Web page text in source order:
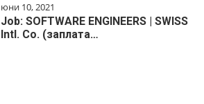
юни 10, 2021
Job: SOFTWARE ENGINEERS | SWISS
Intl. Co. (заплата…